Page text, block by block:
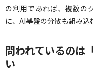
の利用であれば、複数の
に、AI基盤の分散も組み込
問われているのは
い